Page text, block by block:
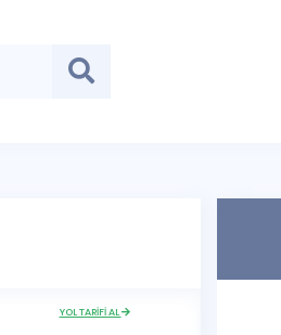
YOL TARİFİ AL